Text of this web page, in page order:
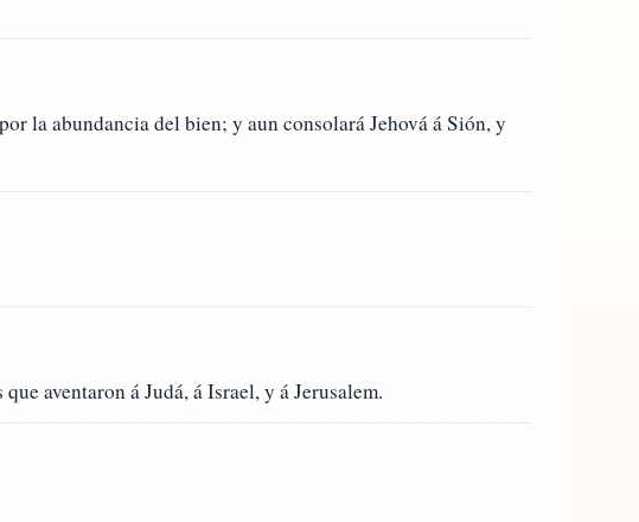
la abundancia del bien; y aun consolará Jehová á Sión, y
aventaron á Judá, á Israel, y á Jerusalem.